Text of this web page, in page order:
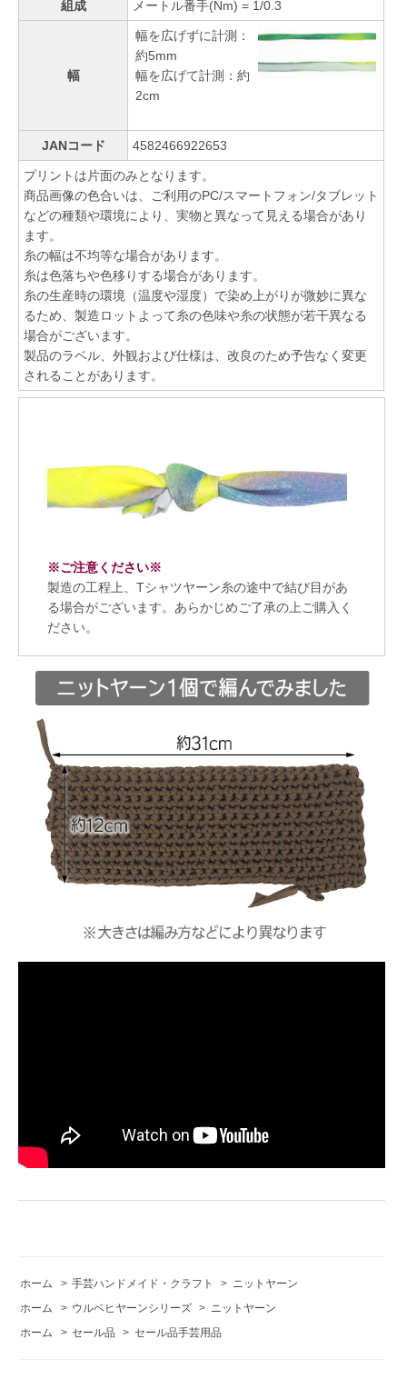
組成 メートル番手(Nm) = 1/0.3
幅
幅を広げずに計測：
約5mm
幅を広げて計測：約
2cm
JANコード 4582466922653
プリントは片面のみとなります。
商品画像の色合いは、ご利用のPC/スマートフォン/タブレット
などの種類や環境により、実物と異なって見える場合があり
ます。
糸の幅は不均等な場合があります。
糸は色落ちや色移りする場合があります。
糸の生産時の環境（温度や湿度）で染め上がりが微妙に異な
るため、製造ロットよって糸の色味や糸の状態が若干異なる
場合がございます。
製品のラベル、外観および仕様は、改良のため予告なく変更
されることがあります。
※ご注意ください※
製造の工程上、Tシャツヤーン糸の途中で結び目があ
る場合がございます。あらかじめご了承の上ご購入く
ださい。
ホーム > 手芸ハンドメイド・クラフト > ニットヤーン
ホーム
> ウルベヒヤーンシリーズ > ニットヤーン
ホーム
> セール品 > セール品手芸用品